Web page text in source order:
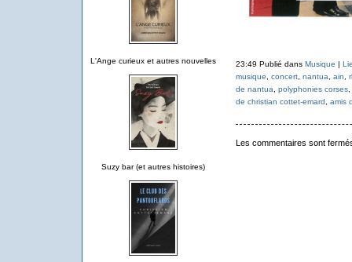
L'Ange curieux et autres nouvelles
Suzy bar (et autres histoires)
23:49 Publié dans Musique |
musique
concert, nantua ain
de nantua
polyphonies corses,
de christian cottet-emard
amis
Les commentaires sont